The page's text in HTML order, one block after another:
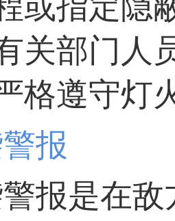
关部门人
格遵守灯
报
报是在